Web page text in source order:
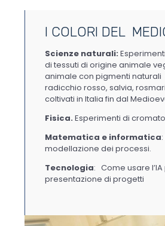
I COLORI DEL
Scienze naturali:
di tessuti di origine animale
animale con pigmenti
radicchio rosso, salvia,
coltivati in Italia fin dal
Fisica. Esperimenti di
Matematica e informatica
modellazione dei processi.
Tecnologia: Come usare
presentazione di progetti